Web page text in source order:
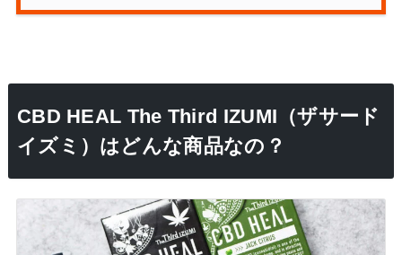
CBD HEAL The Third IZUMI（ザサード
イズミ）はどんな商品なの？